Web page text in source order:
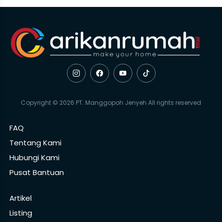
Copyright © 2026 PT. Manggopoh Jenyeh All rights reserved
FAQ
Tentang Kami
Hubungi Kami
Pusat Bantuan
Artikel
Listing